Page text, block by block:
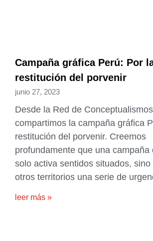
Campaña gráfica Perú: Por
restitución del porvenir
junio 27, 2023
Desde la Red de
compartimos la campaña gráfica
restitución del porvenir. Creemos
profundamente que una campaña
solo activa sentidos situados, sino
otros territorios una serie de
leer más »